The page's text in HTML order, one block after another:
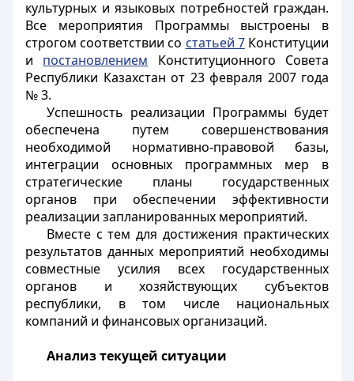
культурных и языковых потребностей граждан.
Все мероприятия Программы выстроены в
строгом соответствии со статьей 7Конституции
и постановлением Конституционного Совета
Республики Казахстан от 23 февраля 2007 года
№ 3.
Успешность реализации Программы будет
обеспечена путем совершенствования
необходимой нормативно-правовой базы,
интеграции основных программных мер в
стратегические планы государственных
органов при обеспечении эффективности
реализации запланированных мероприятий.
Вместе с тем для достижения практических
результатов данных мероприятий необходимы
совместные усилия всех государственных
органов и хозяйствующих субъектов
республики, в том числе национальных
компаний и финансовых организаций.
Анализ текущей ситуации